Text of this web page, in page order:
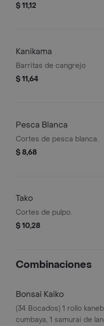
$ 11,12
Kanikama
Barritas de cangrejo
$ 11,64
Pesca Blanca
Cortes de pesca blanca.
$ 8,68
Tako
Cortes de pulpo.
$ 10,28
Combinaciones
Bonsai Kaiko
(34 Bocados) 1 rollo kanebi, 1
cumbaya, 1 samurai de langostino, 1